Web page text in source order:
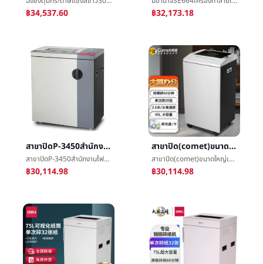
฿34,537.60 ฿32,173.18
สาขาปิดP-3450สำนักงานไฟล์เมล็ดข้าวเครื่องบด85Lความจุสูงเกรดอุตสาหกรรมความเร็วสูงG3250เครื่องทำลายเอกสาร
สาขาปิดP-3450สำนักงานไฟล์เมล็ดข้าวเครื่องบด85Lความจุสูงเกรดอุตสาหกรรมความเร็วสูงG3250เครื่องทำลายเอกสาร
฿30,114.98
สาขาปิด(comet)ขนาดใหญ่เชิงพาณิชย์สำนักงานเครื่องทำลายเอกสารพิเศษทำลายไฟล์เครื่องบดï¼เดียว25Zhang
สาขาปิด(comet)ขนาดใหญ่เชิงพาณิชย์สำนักงานเครื่องทำลายเอกสารพิเศษทำลายไฟล์เครื่องบดï¼เดียว25Zhang
฿30,114.98